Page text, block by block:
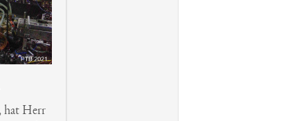
hat Herr